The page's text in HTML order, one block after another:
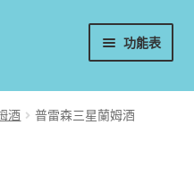
功能表
酒
普雷森三星蘭姆酒